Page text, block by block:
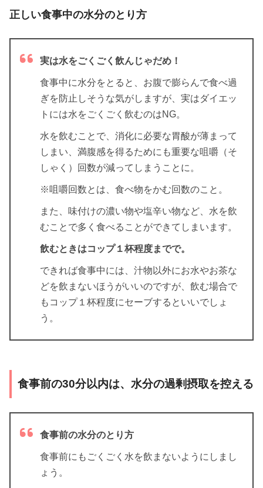
正しい食事中の水分のとり方
実は水をごくごく飲んじゃだめ！
食事中に水分をとると、お腹で膨らんで食べ過
ぎを防止しそうな気がしますが、実はダイエッ
トには水をごくごく飲むのはNG。
水を飲むことで、消化に必要な胃酸が薄まって
しまい、満腹感を得るためにも重要な咀嚼（そ
しゃく）回数が減ってしまうことに。
※咀嚼回数とは、食べ物をかむ回数のこと。
また、味付けの濃い物や塩辛い物など、水を飲
むことで多く食べることができてしまいます。
飲むときはコップ１杯程度までで。
できれば食事中には、汁物以外にお水やお茶な
どを飲まないほうがいいのですが、飲む場合で
もコップ１杯程度にセーブするといいでしょ
う。
食事前の30分以内は、水分の過剰摂取を控える
食事前の水分のとり方
食事前にもごくごく水を飲まないようにしまし
ょう。